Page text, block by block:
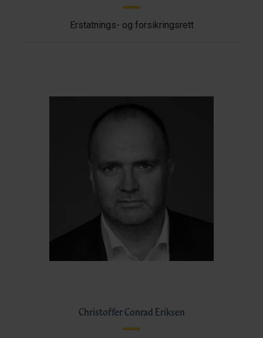
Erstatnings- og forsikringsrett
Christoffer Conrad Eriksen